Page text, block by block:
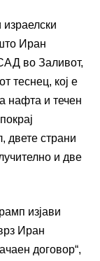
Иран
во Заливот,
теснец, кој е
нафта и течен
двете страни
и две
изјави
Иран
договор“,